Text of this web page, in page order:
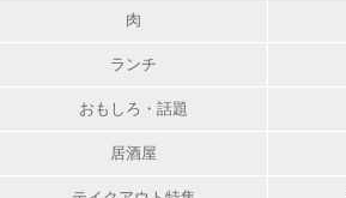
肉
ランチ
おもしろ・話題
居酒屋